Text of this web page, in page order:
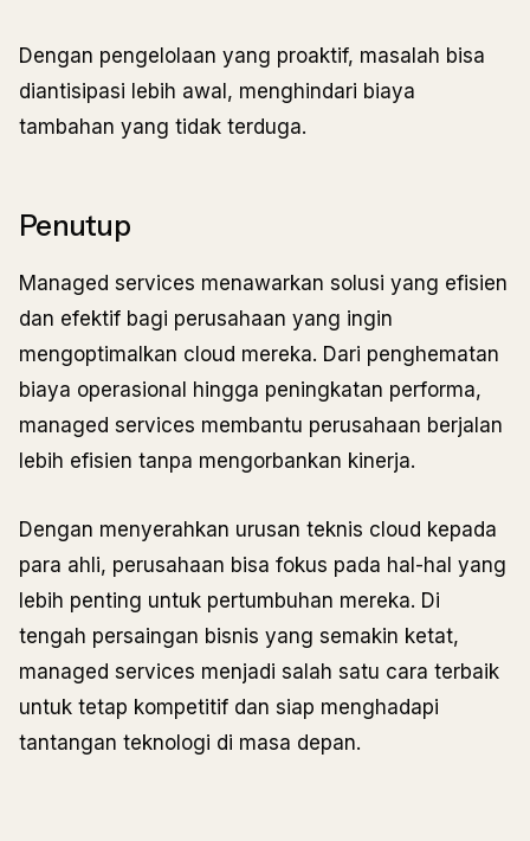
Dengan pengelolaan yang proaktif, masalah bisa
diantisipasi lebih awal, menghindari biaya
tambahan yang tidak terduga.
Penutup
Managed services menawarkan solusi yang efisien
dan efektif bagi perusahaan yang ingin
mengoptimalkan cloud mereka. Dari penghematan
biaya operasional hingga peningkatan performa,
managed services membantu perusahaan berjalan
lebih efisien tanpa mengorbankan kinerja.
Dengan menyerahkan urusan teknis cloud kepada
para ahli, perusahaan bisa fokus pada hal-hal yang
lebih penting untuk pertumbuhan mereka. Di
tengah persaingan bisnis yang semakin ketat,
managed services menjadi salah satu cara terbaik
untuk tetap kompetitif dan siap menghadapi
tantangan teknologi di masa depan.